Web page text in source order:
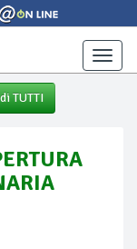
Toggle
TUTTI